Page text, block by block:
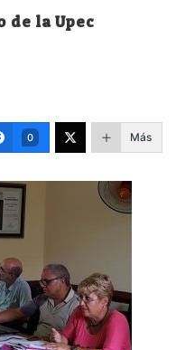
de la Upec
0 Más